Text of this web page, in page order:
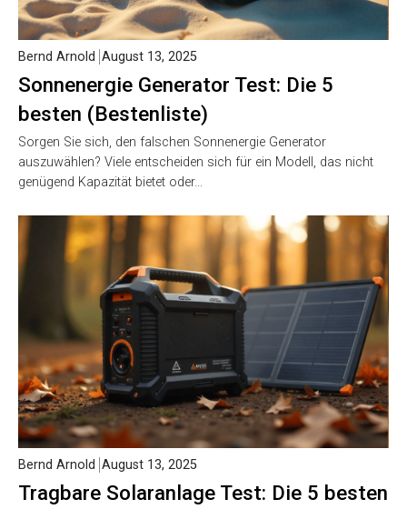
Sonnenergie Generator Test: Die 5
besten (Bestenliste)
Bernd Arnold August 13, 2025
Sorgen Sie sich, den falschen Sonnenergie Generator
auszuwählen? Viele entscheiden sich für ein Modell, das nicht
genügend Kapazität bietet oder…
Tragbare Solaranlage Test: Die 5 besten
Bernd Arnold August 13, 2025